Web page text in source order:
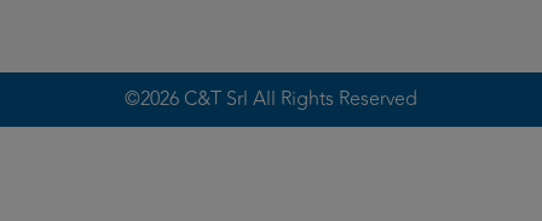
©2026 C&T Srl All Rights Reserved